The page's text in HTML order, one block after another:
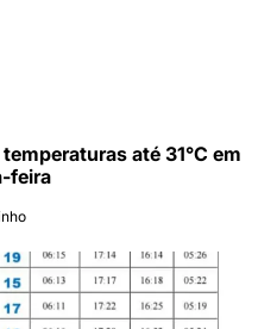
até 31°C em
feira